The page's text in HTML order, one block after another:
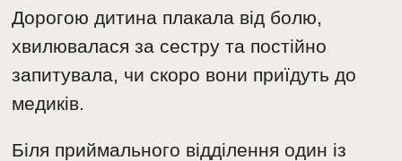
Дорогою дитина плакала від болю,
хвилювалася за сестру та постійно
запитувала, чи скоро вони приїдуть до
медиків.
Біля приймального відділення один із